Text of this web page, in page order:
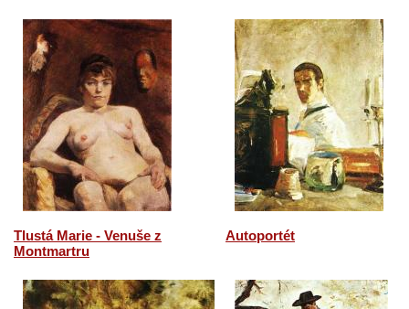
Tlustá Marie - Venuše z
Montmartru
Autoportét